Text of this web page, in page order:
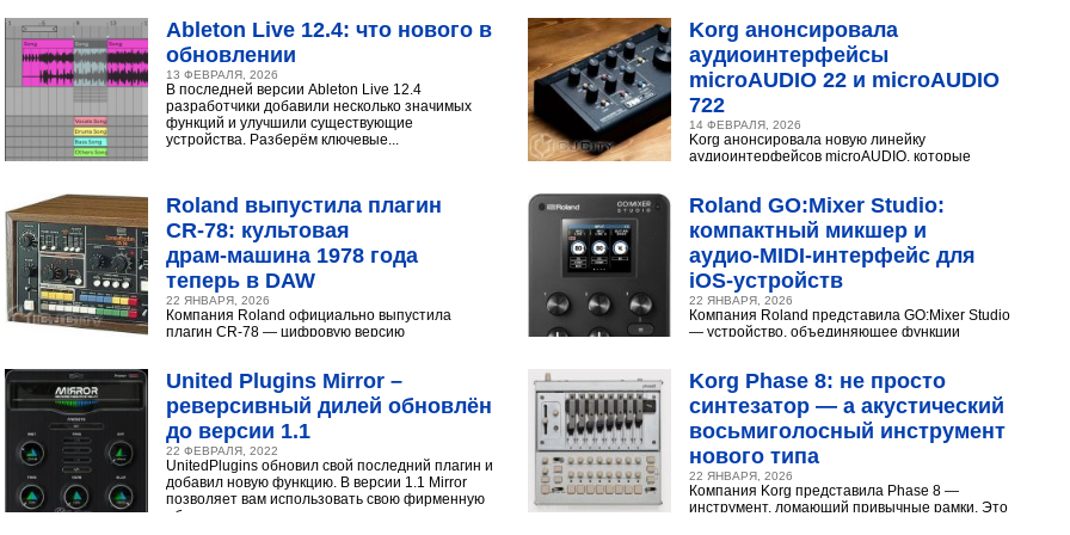
Ableton Live 12.4: что нового в
обновлении
13 ФЕВРАЛЯ, 2026
В последней версии Ableton Live 12.4
разработчики добавили несколько значимых
функций и улучшили существующие
устройства. Разберём ключевые...
Roland выпустила плагин
CR‑78: культовая
драм‑машина 1978 года
теперь в DAW
22 ЯНВАРЯ, 2026
Компания Roland официально выпустила
плагин CR-78 — цифровую версию
United Plugins Mirror –
реверсивный дилей обновлён
до версии 1.1
22 ФЕВРАЛЯ, 2022
UnitedPlugins обновил свой последний плагин и
добавил новую функцию. В версии 1.1 Mirror
позволяет вам использовать свою фирменную
обратную...
Korg анонсировала
аудиоинтерфейсы
microAUDIO 22 и microAUDIO
722
14 ФЕВРАЛЯ, 2026
Korg анонсировала новую линейку
аудиоинтерфейсов microAUDIO, которые
Roland GO:Mixer Studio:
компактный микшер и
аудио‑MIDI‑интерфейс для
iOS‑устройств
22 ЯНВАРЯ, 2026
Компания Roland представила GO:Mixer Studio
— устройство, объединяющее функции
Korg Phase 8: не просто
синтезатор — а акустический
восьмиголосный инструмент
нового типа
22 ЯНВАРЯ, 2026
Компания Korg представила Phase 8 —
инструмент, ломающий привычные рамки. Это